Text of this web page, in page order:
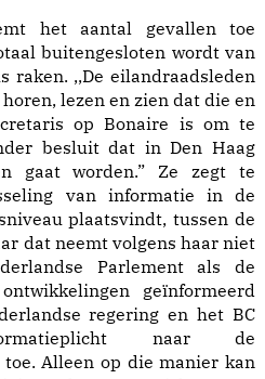
het aantal gevallen toe
buitengesloten wordt van
raken. ,,De eilandraadsleden
lezen en zien dat die en
op Bonaire is om te
besluit dat in Den Haag
gaat worden.” Ze zegt te
van informatie in de
plaatsvindt, tussen de
dat neemt volgens haar niet
Parlement als de
geïnformeerd
regering en het BC
naar de
Alleen op die manier kan